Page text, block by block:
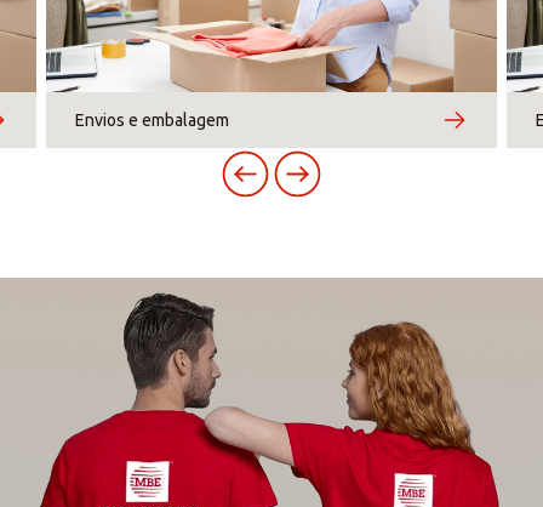
Envios e embalagem
Europe
PESQUISE ENTRE OS CENTROS EM
PORTUGAL
Também podeabrir um Centro MBEna sua
cidade
sexta-feira
09:00 - 13:00
14:00 - 18:00
-
-